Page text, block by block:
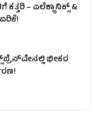
– ಎಲೆಕ್ಟ್ರಾನಿಕ್ಸ್ &
ಭೀಕರ